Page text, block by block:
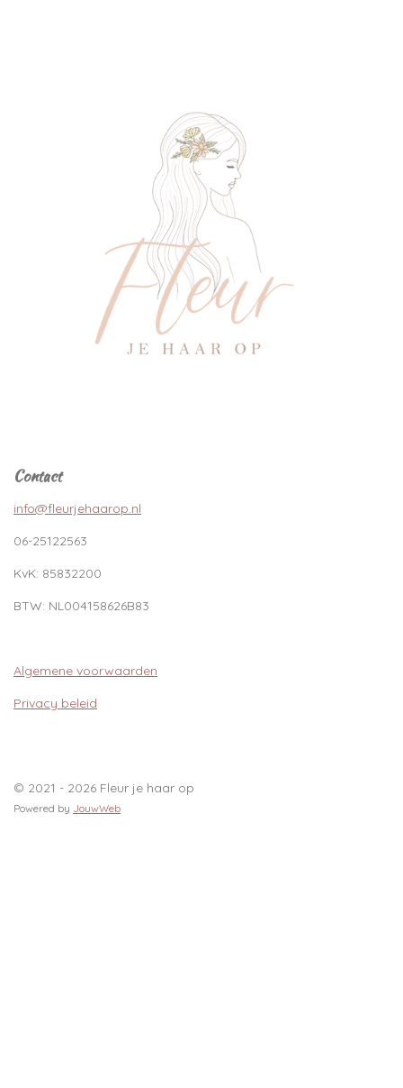
Contact
info@fleurjehaarop.nl
06-25122563
KvK: 85832200
BTW: NL004158626B83
Algemene voorwaarden
Privacy beleid
© 2021 - 2026 Fleur je haar op
Powered by JouwWeb